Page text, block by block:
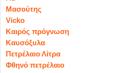
Μασούτης
Vicko
Καιρός πρόγνωση
Καυσόξυλα
Πετρέλαιο Λίτρα
Φθηνό πετρέλαιο